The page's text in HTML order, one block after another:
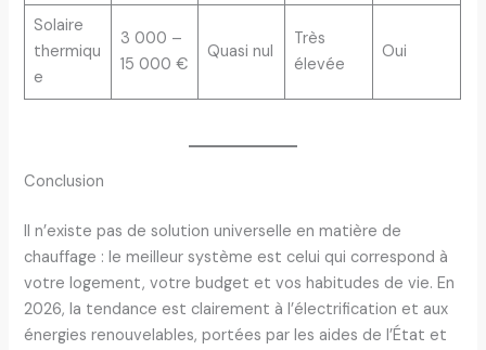
Solaire
thermiqu
e
3 000 –
15 000 €
Quasi nul
Très
élevée
Oui
Conclusion
Il n’existe pas de solution universelle en matière de
chauffage : le meilleur système est celui qui correspond à
votre logement, votre budget et vos habitudes de vie. En
2026, la tendance est clairement à l’électrification et aux
énergies renouvelables, portées par les aides de l’État et